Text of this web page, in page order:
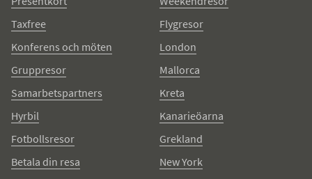
Taxfree
Konferens och möten
Gruppresor
Samarbetspartners
Hyrbil
Fotbollsresor
Betala din resa
Flygresor
London
Mallorca
Kreta
Kanarieöarna
Grekland
New York